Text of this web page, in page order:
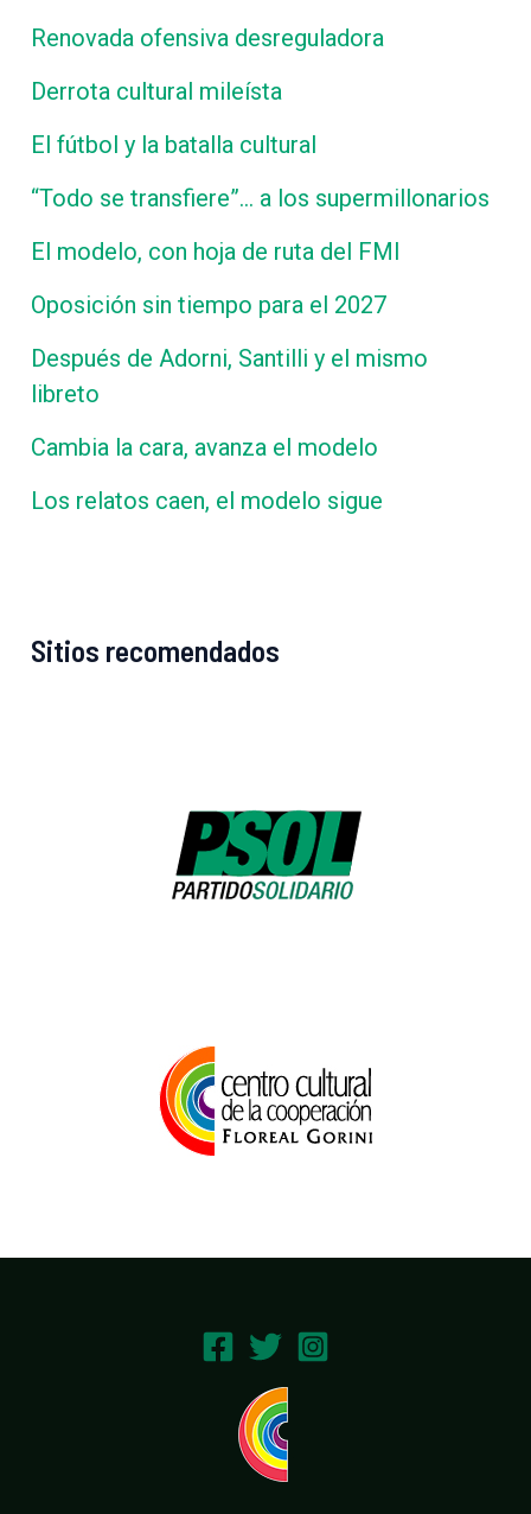
Renovada ofensiva desreguladora
Derrota cultural mileísta
El fútbol y la batalla cultural
“Todo se transfiere”… a los supermillonarios
El modelo, con hoja de ruta del FMI
Oposición sin tiempo para el 2027
Después de Adorni, Santilli y el mismo
libreto
Cambia la cara, avanza el modelo
Los relatos caen, el modelo sigue
Sitios recomendados